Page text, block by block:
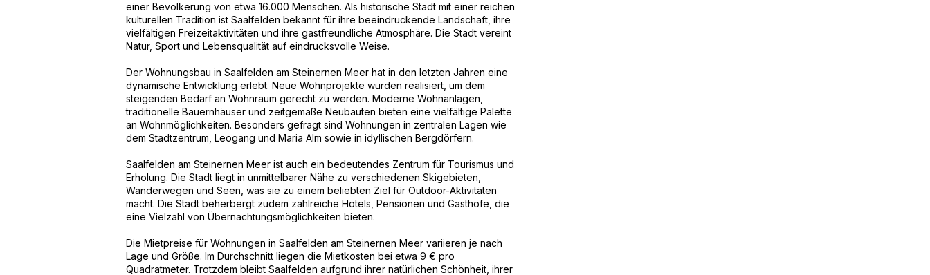
einer Bevölkerung von etwa 16.000 Menschen. Als historische Stadt mit einer reichen
kulturellen Tradition ist Saalfelden bekannt für ihre beeindruckende Landschaft, ihre
vielfältigen Freizeitaktivitäten und ihre gastfreundliche Atmosphäre. Die Stadt vereint
Natur, Sport und Lebensqualität auf eindrucksvolle Weise.
Der Wohnungsbau in Saalfelden am Steinernen Meer hat in den letzten Jahren eine
dynamische Entwicklung erlebt. Neue Wohnprojekte wurden realisiert, um dem
steigenden Bedarf an Wohnraum gerecht zu werden. Moderne Wohnanlagen,
traditionelle Bauernhäuser und zeitgemäße Neubauten bieten eine vielfältige Palette
an Wohnmöglichkeiten. Besonders gefragt sind Wohnungen in zentralen Lagen wie
dem Stadtzentrum, Leogang und Maria Alm sowie in idyllischen Bergdörfern.
Saalfelden am Steinernen Meer ist auch ein bedeutendes Zentrum für Tourismus und
Erholung. Die Stadt liegt in unmittelbarer Nähe zu verschiedenen Skigebieten,
Wanderwegen und Seen, was sie zu einem beliebten Ziel für Outdoor-Aktivitäten
macht. Die Stadt beherbergt zudem zahlreiche Hotels, Pensionen und Gasthöfe, die
eine Vielzahl von Übernachtungsmöglichkeiten bieten.
Die Mietpreise für Wohnungen in Saalfelden am Steinernen Meer variieren je nach
Lage und Größe. Im Durchschnitt liegen die Mietkosten bei etwa 9 € pro
Quadratmeter. Trotzdem bleibt Saalfelden aufgrund ihrer natürlichen Schönheit, ihrer